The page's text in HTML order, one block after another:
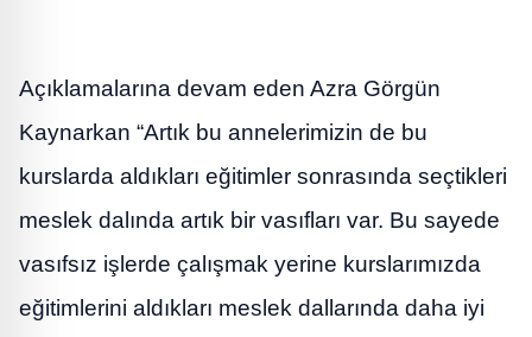
Açıklamalarına devam eden Azra Görgün
Kaynarkan “Artık bu annelerimizin de bu
kurslarda aldıkları eğitimler sonrasında seçtikleri
meslek dalında artık bir vasıfları var. Bu sayede
vasıfsız işlerde çalışmak yerine kurslarımızda
eğitimlerini aldıkları meslek dallarında daha iyi